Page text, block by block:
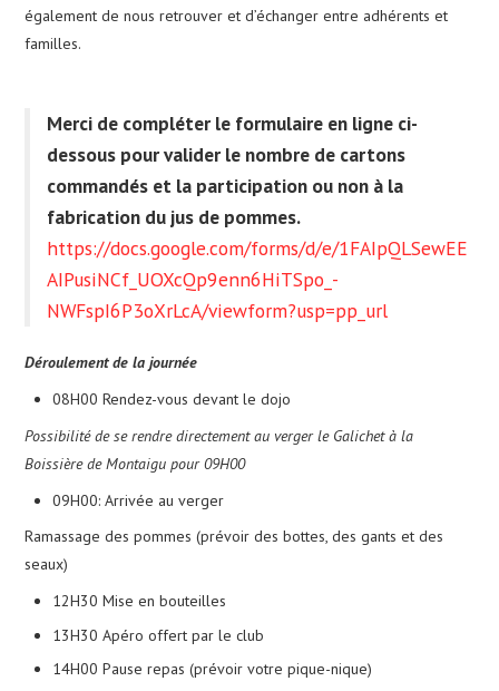
également de nousretrouver etd’échanger entre adhérents et
familles.
Merci de compléter le formulaire en ligne ci-
dessous pour valider le nombre de cartons
commandés et la participation ou non à la
fabrication du jus de pommes.
https://docs.google.com/forms/d/e/1FAIpQLSewEE
AIPusiNCf_UOXcQp9enn6HiTSpo_-
NWFspI6P3oXrLcA/viewform?usp=pp_url
Déroulement de la journée
08H00 Rendez-vous devant le dojo
Possibilité de se rendre directement au verger le Galichet à la
Boissière de Montaigu pour 09H00
09H00: Arrivée au verger
Ramassage des pommes (prévoir des bottes, des gants et des
seaux)
12H30 Mise en bouteilles
13H30 Apéro offert par le club
14H00 Pause repas (prévoir votre pique-nique)